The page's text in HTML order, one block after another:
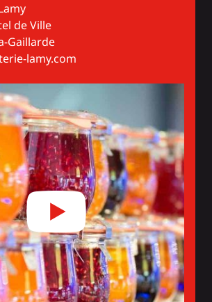
de Ville
Gaillarde
lamy.com